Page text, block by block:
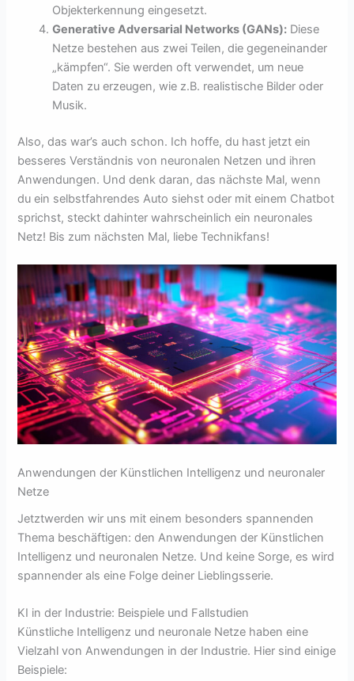
Objekterkennung eingesetzt.
Generative Adversarial Networks (GANs): Diese
Netze bestehen aus zwei Teilen, die gegeneinander
„kämpfen“. Sie werden oft verwendet, um neue
Daten zu erzeugen, wie z.B. realistische Bilder oder
Musik.
Also, das war’s auch schon. Ich hoffe, du hast jetzt ein
besseres Verständnis von neuronalen Netzen und ihren
Anwendungen. Und denk daran, das nächste Mal, wenn
du ein selbstfahrendes Auto siehst oder mit einem Chatbot
sprichst, steckt dahinter wahrscheinlich ein neuronales
Netz! Bis zum nächsten Mal, liebe Technikfans!
Anwendungen der Künstlichen Intelligenz und neuronaler
Netze
Jetztwerden wir uns mit einem besonders spannenden
Thema beschäftigen: den Anwendungen der Künstlichen
Intelligenz und neuronalen Netze. Und keine Sorge, es wird
spannender als eine Folge deiner Lieblingsserie.
KI in der Industrie: Beispiele und Fallstudien
Künstliche Intelligenz und neuronale Netze haben eine
Vielzahl von Anwendungen in der Industrie. Hier sind einige
Beispiele: